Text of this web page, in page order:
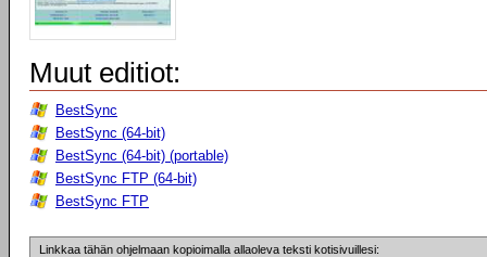
Muut editiot:
BestSync
BestSync (64-bit)
BestSync (64-bit) (portable)
BestSync FTP (64-bit)
BestSync FTP
Linkkaa tähän ohjelmaan kopioimalla allaoleva teksti kotisivuillesi: